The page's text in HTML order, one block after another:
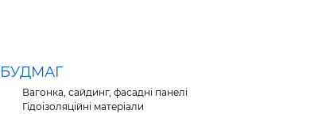
БУДМАГ
Вагонка, сайдинг, фасадні панелі
Гідоізоляційні матеріали